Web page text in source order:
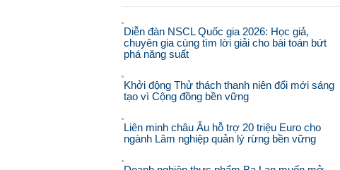
Diễn đàn NSCL Quốc gia 2026: Học giả,
chuyên gia cùng tìm lời giải cho bài toán bứt
phá năng suất
Khởi động Thử thách thanh niên đổi mới sáng
tạo vì Cộng đồng bền vững
Liên minh châu Âu hỗ trợ 20 triệu Euro cho
ngành Lâm nghiệp quản lý rừng bền vững